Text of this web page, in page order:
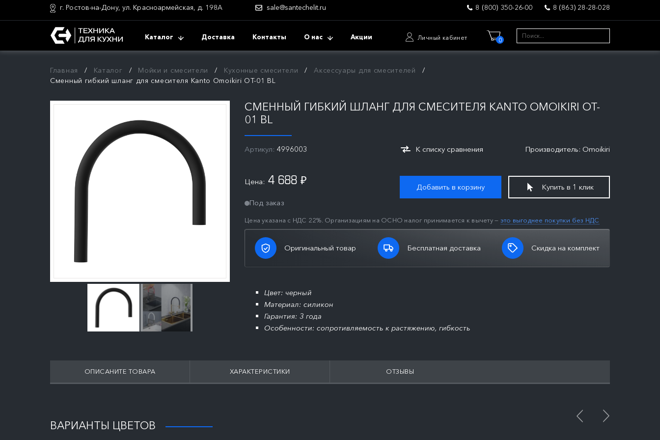
г. Ростов-на-Дону, ул. Красноармейская, д. 198А sale@santechelit.ru 8 (800) 350-26-00 8 (863) 28-28-028
Каталог Доставка Контакты О нас Акции Личный кабинет 0
Главная Каталог Мойки и смесители Кухонные смесители
Аксессуары для смесителей
Сменный гибкий шланг для смесителя Kanto Omoikiri OT-01 BL
СМЕННЫЙ ГИБКИЙ ШЛАНГ ДЛЯ СМЕСИТЕЛЯ KANTO OMOIKIRI OT-
01 BL
Артикул: 4996003 К списку сравнения Производитель: Omoikiri
Цена: 4 688 ₽
Под заказ
Цена указана с НДС 22%. Организациям на ОСНО налог принимается к вычету — это выгоднее покупки без НДС
Добавить в корзину Купить в 1 клик
Оригинальный товар Бесплатная доставка Скидка на комплект
Цвет: черный
Материал: силикон
Гарантия: 3 года
Особенности: сопротивляемость к растяжению, гибкость
ОПИСАНИТЕ ТОВАРА ХАРАКТЕРИСТИКИ ОТЗЫВЫ
ВАРИАНТЫ ЦВЕТОВ